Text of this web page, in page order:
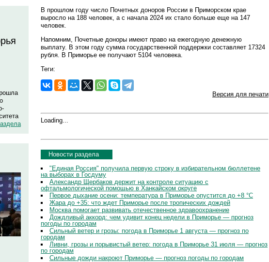
В прошлом году число Почетных доноров России в Приморском крае
выросло на 188 человек, а с начала 2024 их стало больше еще на 147
человек.
Напомним, Почетные доноры имеют право на ежегодную денежную
выплату. В этом году сумма государственной поддержки составляет 17324
рубля. В Приморье ее получают 5104 человека.
Теги:
Версия для печати
Loading...
Новости раздела
"Единая Россия" получила первую строку в избирательном бюллетене
на выборах в Госдуму
Александр Щербаков держит на контроле ситуацию с
офтальмологической помощью в Ханкайском округе
Первое дыхание осени: температура в Приморье опустится до +8 °C
Жара до +35: что ждет Приморье после тропических дождей
Москва помогает развивать отечественное здравоохранение
Дождливый аккорд: чем удивит конец недели в Приморье — прогноз
погоды по городам
Сильный ветер и грозы: погода в Приморье 1 августа — прогноз по
городам
Ливни, грозы и порывистый ветер: погода в Приморье 31 июля — прогноз
по городам
Сильные дожди накроют Приморье — прогноз погоды по городам